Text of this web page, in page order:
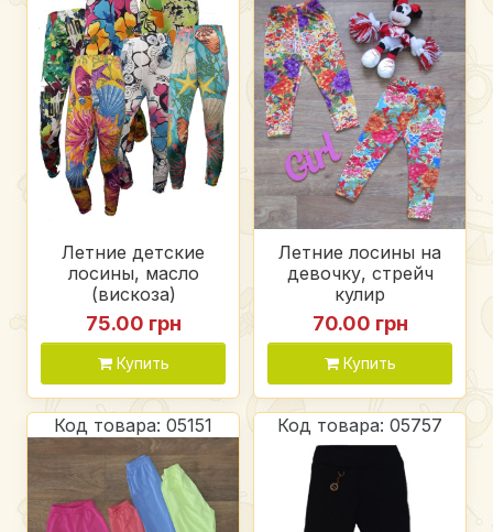
Летние детские
лосины, масло
(вискоза)
75.00 грн
Купить
Летние лосины на
девочку, стрейч
кулир
70.00 грн
Купить
Код товара: 05151 Код товара: 05757